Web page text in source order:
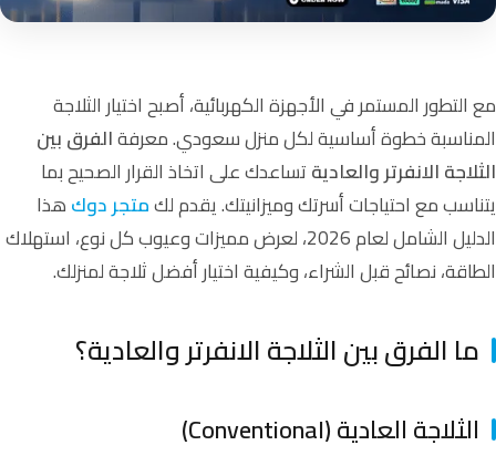
مع التطور المستمر في الأجهزة الكهربائية، أصبح اختيار الثلاجة
المناسبة خطوة أساسية لكل منزل سعودي. معرفةالفرق بين
الثلاجة الانفرتر والعاديةتساعدك على اتخاذ القرار الصحيح بما
يتناسب مع احتياجات أسرتك وميزانيتك. يقدم لكمتجر دوكهذا
الدليل الشامل لعام 2026، لعرض مميزات وعيوب كل نوع، استهلاك
الطاقة، نصائح قبل الشراء، وكيفية اختيار أفضل ثلاجة لمنزلك.
ما الفرق بين الثلاجة الانفرتر والعادية؟
الثلاجة العادية (Conventional)